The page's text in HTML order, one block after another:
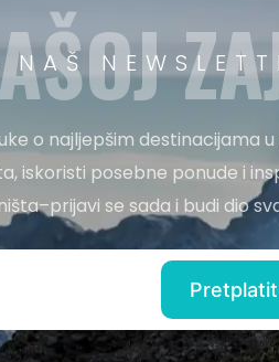
o najljepšim destinacijama u
iskoristi posebne ponude i
se sada i budi dio